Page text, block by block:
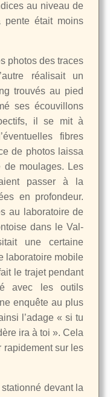
au niveau de
était moins
photos des traces
réalisait un
trouvés au pied
ses écouvillons
il se mit à
fibres
de photos laissa
moulages. Les
passer à la
en profondeur.
au laboratoire de
dans le Val-
une certaine
laboratoire mobile
le trajet pendant
avec les outils
enquête au plus
l’adage « si tu
ira à toi ». Cela
rapidement sur les
devant la